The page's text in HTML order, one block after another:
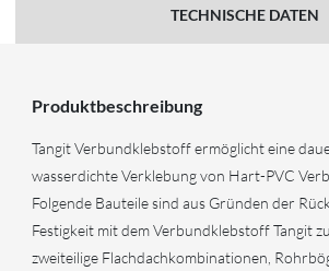
TECHNISCHE DATEN
Produktbeschreibung
Tangit Verbundklebstoff ermöglicht eine
wasserdichte Verklebung von Hart-PVC
Folgende Bauteile sind aus Gründen der
Festigkeit mit dem Verbundklebstoff Tangit
zweiteilige Flachdachkombinationen,